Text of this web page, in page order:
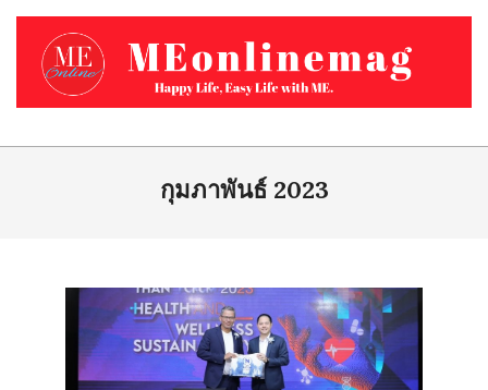
Skip
content
Primary
กุมภาพันธ์ 2023